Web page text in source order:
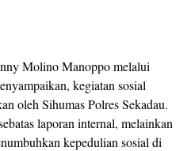
Molino Manoppo melalui
kegiatan sosial
oleh Sihumas Polres Sekadau.
laporan internal, melainkan
kepedulian sosial di